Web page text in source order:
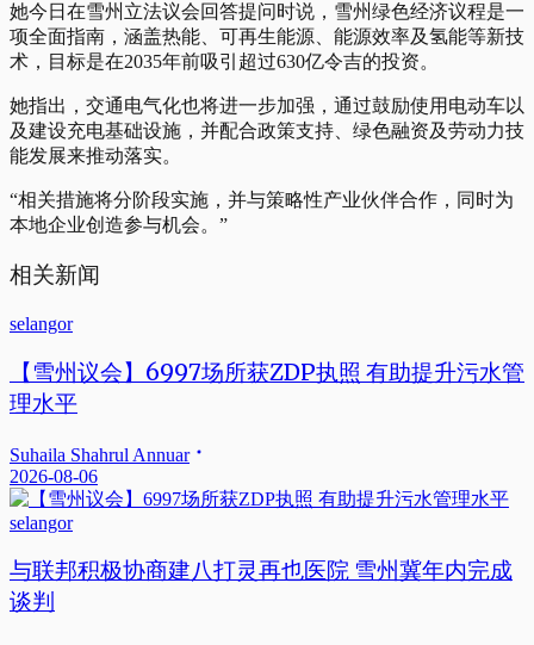
她今日在雪州立法议会回答提问时说，雪州绿色经济议程是一
项全面指南，涵盖热能、可再生能源、能源效率及氢能等新技
术，目标是在2035年前吸引超过630亿令吉的投资。
她指出，交通电气化也将进一步加强，通过鼓励使用电动车以
及建设充电基础设施，并配合政策支持、绿色融资及劳动力技
能发展来推动落实。
“相关措施将分阶段实施，并与策略性产业伙伴合作，同时为
本地企业创造参与机会。”
相关新闻
selangor
【雪州议会】6997场所获ZDP执照 有助提升污水管
理水平
Suhaila Shahrul Annuar
2026-08-06
selangor
与联邦积极协商建八打灵再也医院 雪州冀年内完成
谈判